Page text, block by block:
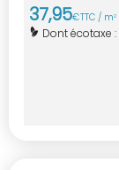
37,95€TTC / m2
Dont écotaxe :